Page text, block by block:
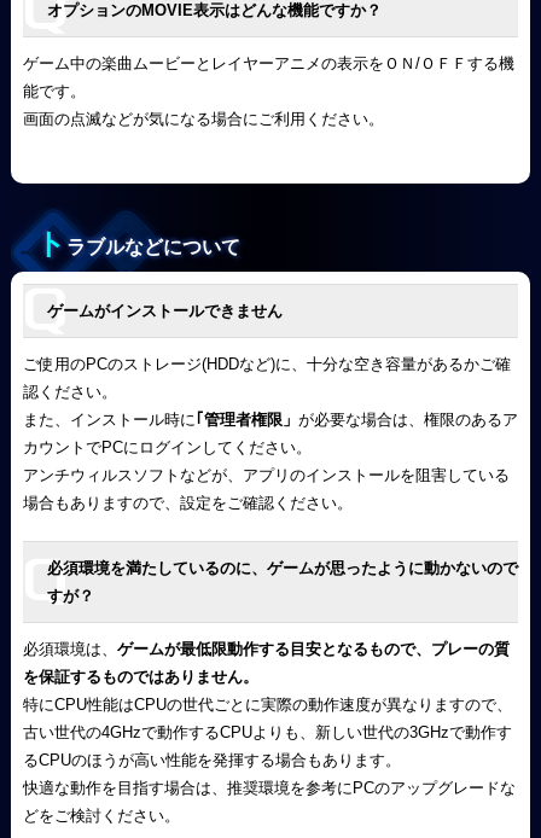
オプションのMOVIE表示はどんな機能ですか？
ゲーム中の楽曲ムービーとレイヤーアニメの表示をＯＮ/ＯＦＦする機
能です。
画面の点滅などが気になる場合にご利用ください。
トラブルなどについて
ゲームがインストールできません
ご使用のPCのストレージ(HDDなど)に、十分な空き容量があるかご確
認ください。
また、インストール時に｢管理者権限」 が必要な場合は、権限のあるア
カウントでPCにログインしてください。
アンチウィルスソフトなどが、アプリのインストールを阻害している
場合もありますので、設定をご確認ください。
必須環境を満たしているのに、ゲームが思ったように動かないので
すが？
必須環境は、 ゲームが最低限動作する目安となるもので、プレーの質
を保証するものではありません。
特にCPU性能はCPUの世代ごとに実際の動作速度が異なりますので、
古い世代の4GHzで動作するCPUよりも、新しい世代の3GHzで動作す
るCPUのほうが高い性能を発揮する場合もあります。
快適な動作を目指す場合は、推奨環境を参考にPCのアップグレードな
どをご検討ください。